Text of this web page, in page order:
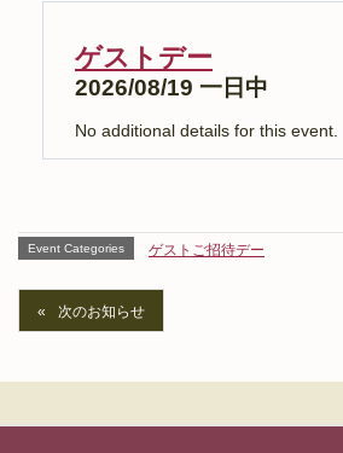
ゲストデー
2026/08/19 一日中
No additional details for this event.
Event Categories ゲストご招待デー
次のお知らせ